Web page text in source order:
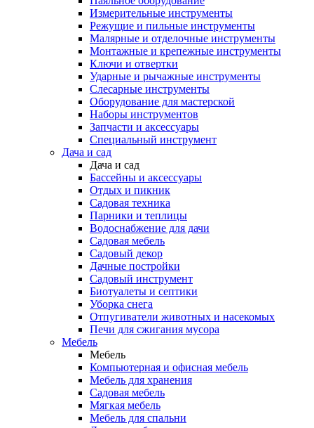
Измерительные инструменты
Режущие и пильные инструменты
Малярные и отделочные инструменты
Монтажные и крепежные инструменты
Ключи и отвертки
Ударные и рычажные инструменты
Слесарные инструменты
Оборудование для мастерской
Наборы инструментов
Запчасти и аксессуары
Специальный инструмент
Дача и сад
Дача и сад
Бассейны и аксессуары
Отдых и пикник
Садовая техника
Парники и теплицы
Водоснабжение для дачи
Садовая мебель
Садовый декор
Дачные постройки
Садовый инструмент
Биотуалеты и септики
Уборка снега
Отпугиватели животных и насекомых
Печи для сжигания мусора
Мебель
Мебель
Компьютерная и офисная мебель
Мебель для хранения
Садовая мебель
Мягкая мебель
Мебель для спальни